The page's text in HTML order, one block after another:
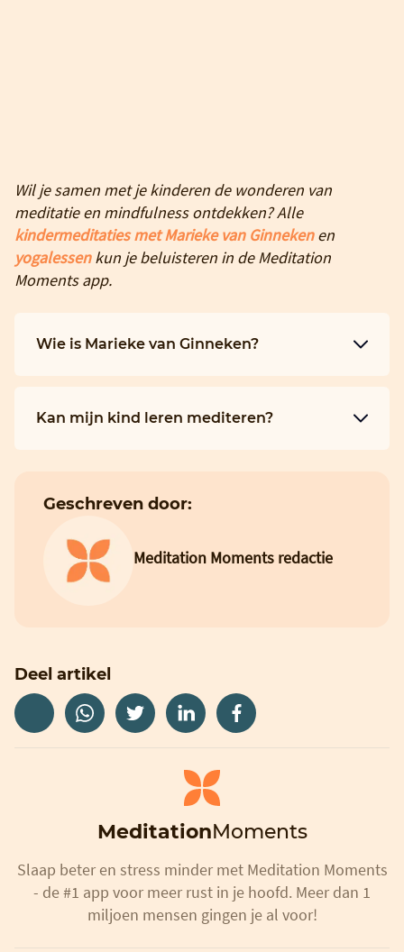
Wil je samen met je kinderen de wonderen van
meditatie en mindfulness ontdekken?Alle
kindermeditaties met Marieke van Ginnekenen
yogalessenkun je beluisteren in de Meditation
Moments app.
Wie is Marieke van Ginneken?
Kan mijn kind leren mediteren?
Geschreven door:
Meditation Moments redactie
Deel artikel
MeditationMoments
Slaap beter en stress minder met Meditation Moments
- de #1 app voor meer rust in je hoofd. Meer dan 1
miljoen mensen gingen je al voor!